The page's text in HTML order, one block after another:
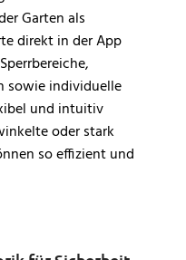
Garten als
direkt in der App
sowie individuelle
und intuitiv
oder stark
so effizient und